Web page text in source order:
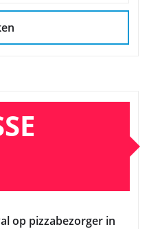
op pizzabezorger in